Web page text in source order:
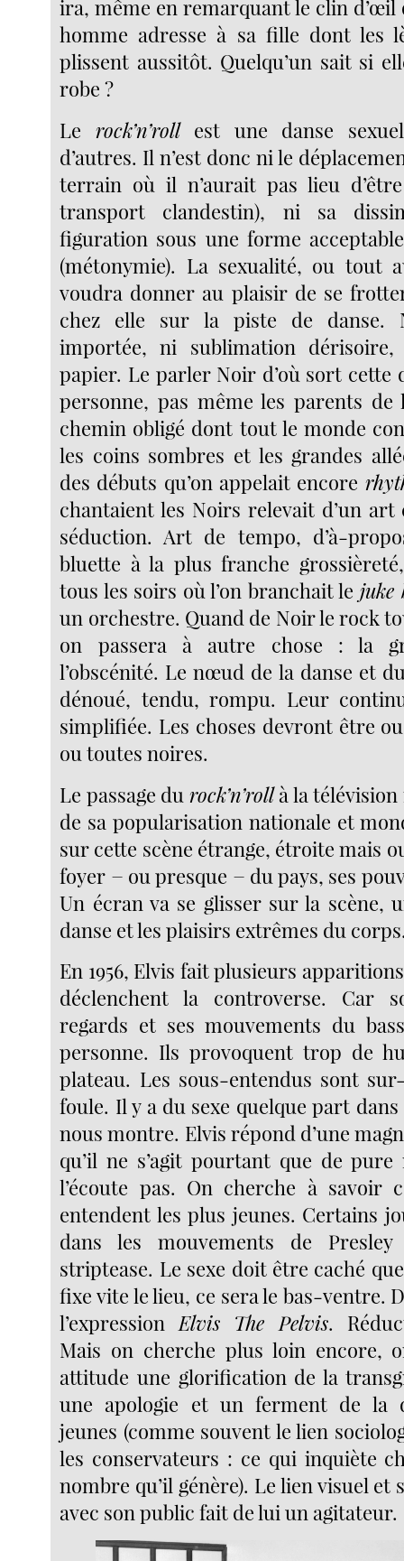
ira, même en remarquant le clin d’œil
homme adresse à sa fille dont les
plissent aussitôt. Quelqu’un sait si
robe ?
Le rock’n’rollest une danse
d’autres. Il n’est donc ni le
terrain où il n’aurait pas lieu
transport clandestin), ni sa
figuration sous une forme
(métonymie). La sexualité, ou tout
voudra donner au plaisir de se
chez elle sur la piste de danse.
importée, ni sublimation
papier. Le parler Noir d’où sort cette
personne, pas même les parents
chemin obligé dont tout le monde
les coins sombres et les grandes
des débuts qu’on appelait encore
chantaient les Noirs relevait d’un art
séduction. Art de tempo, d’à-
bluette à la plus franche
tous les soirs où l’on branchait le juke
un orchestre. Quand de Noir le rock
on passera à autre chose : la
l’obscénité. Le nœud de la danse et
dénoué, tendu, rompu. Leur
simplifiée. Les choses devront être
ou toutes noires.
Le passage du rock’n’rollà la télévision
de sa popularisation nationale et
sur cette scène étrange, étroite mais
foyer − ou presque − du pays, ses
Un écran va se glisser sur la scène,
danse et les plaisirs extrêmes du
En 1956, Elvis fait plusieurs
déclenchent la controverse. Car
regards et ses mouvements du
personne. Ils provoquent trop de
plateau. Les sous-entendus sont
foule. Il y a du sexe quelque part dans
nous montre. Elvis répond d’une
qu’il ne s’agit pourtant que de
l’écoute pas. On cherche à savoir
entendent les plus jeunes. Certains
dans les mouvements de
striptease. Le sexe doit être caché
fixe vite le lieu, ce sera le bas-ventre.
l’expressionElvis The Pelvis.
Mais on cherche plus loin encore,
attitude une glorification de la
une apologie et un ferment de la
jeunes (comme souvent le lien
les conservateurs : ce qui inquiète
nombre qu’il génère). Le lien visuel et
avec son public fait de lui un agitateur.